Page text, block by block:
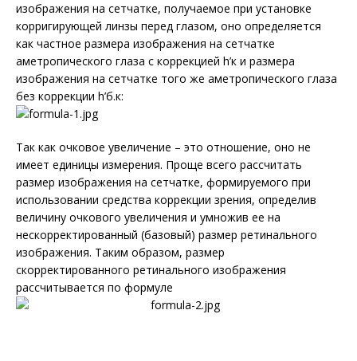
изображения на сетчатке, получаемое при установке
корригирующей линзы перед глазом, оно определяется
как частное размера изображения на сетчатке
аметропического глаза с коррекцией h’к и размера
изображения на сетчатке того же аметропического глаза
без коррекции h’б.к:
Так как очковое увеличение – это отношение, оно не
имеет единицы измерения. Проще всего рассчитать
размер изображения на сетчатке, формируемого при
использовании средства коррекции зрения, определив
величину очкового увеличения и умножив ее на
нескорректированный (базовый) размер ретинального
изображения. Таким образом, размер
скорректированного ретинального изображения
рассчитывается по формуле